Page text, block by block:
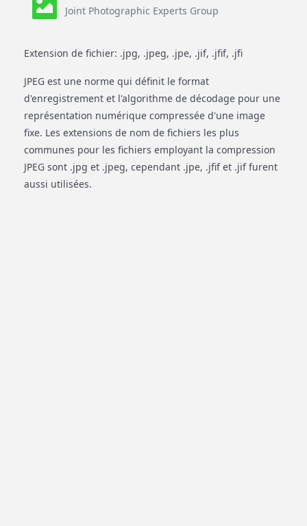
Joint Photographic Experts Group
Extension de fichier: .jpg, .jpeg, .jpe, .jif, .jfif, .jfi
JPEG est une norme qui définit le format
d'enregistrement et l'algorithme de décodage pour une
représentation numérique compressée d'une image
fixe. Les extensions de nom de fichiers les plus
communes pour les fichiers employant la compression
JPEG sont .jpg et .jpeg, cependant .jpe, .jfif et .jif furent
aussi utilisées.